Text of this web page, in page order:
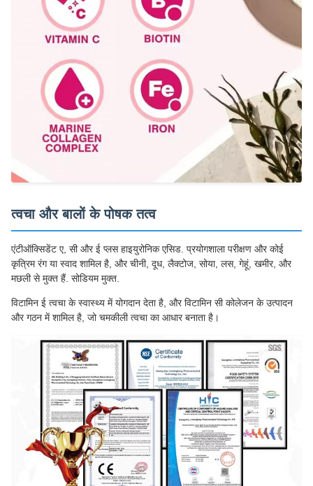
त्वचा और बालों के पोषक तत्व
एंटीऑक्सिडेंट ए, सी और ई प्लस हाइयुरोनिक एसिड. प्रयोगशाला परीक्षण और कोई
कृत्रिम रंग या स्वाद शामिल है, और चीनी, दूध, लैक्टोज, सोया, लस, गेहूं, खमीर, और
मछली से मुक्त हैं. सोडियम मुक्त.
विटामिन ई त्वचा के स्वास्थ्य में योगदान देता है, और विटामिन सी कोलेजन के उत्पादन
और गठन में शामिल है, जो चमकीली त्वचा का आधार बनाता है।